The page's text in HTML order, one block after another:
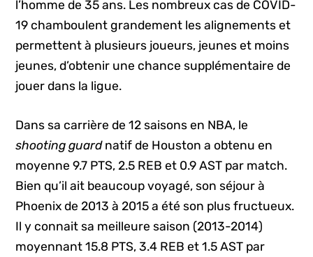
l’homme de 35 ans. Les nombreux cas de COVID-
19 chamboulent grandement les alignements et
permettent à plusieurs joueurs, jeunes et moins
jeunes, d’obtenir une chance supplémentaire de
jouer dans la ligue.
Dans sa carrière de 12 saisons en NBA, le
shooting guard natif de Houston a obtenu en
moyenne 9.7 PTS, 2.5 REB et 0.9 AST par match.
Bien qu’il ait beaucoup voyagé, son séjour à
Phoenix de 2013 à 2015 a été son plus fructueux.
Il y connait sa meilleure saison (2013-2014)
moyennant 15.8 PTS, 3.4 REB et 1.5 AST par